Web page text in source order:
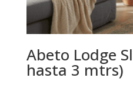
Abeto Lodge
hasta 3 mtrs)